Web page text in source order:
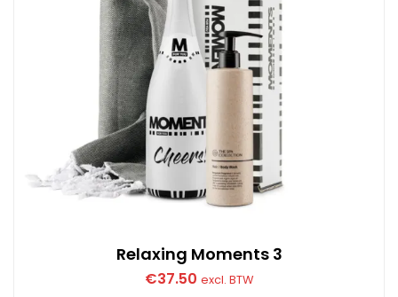
Relaxing Moments 3
€37.50 excl. BTW